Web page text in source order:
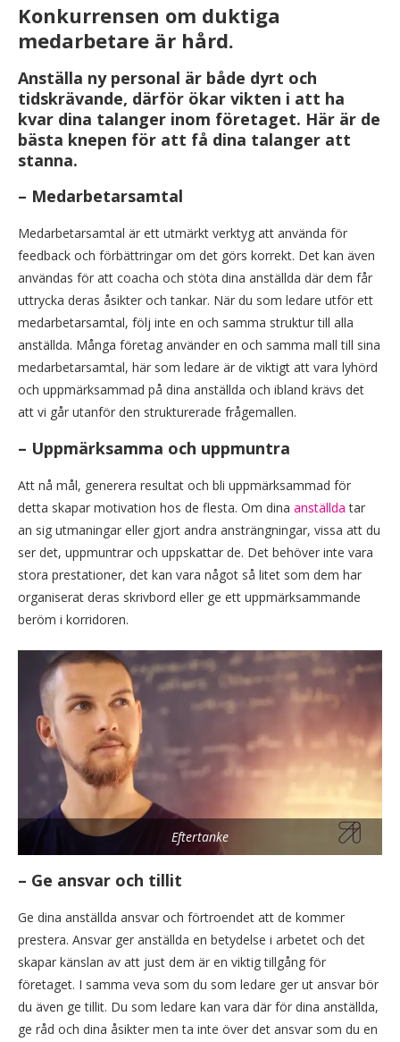
Konkurrensen om duktiga
medarbetare är hård.
Anställa ny personal är både dyrt och
tidskrävande, därför ökar vikten i att ha
kvar dina talanger inom företaget. Här är de
bästa knepen för att få dina talanger att
stanna.
– Medarbetarsamtal
Medarbetarsamtal är ett utmärkt verktyg att använda för
feedback och förbättringar om det görs korrekt. Det kan även
användas för att coacha och stöta dina anställda där dem får
uttrycka deras åsikter och tankar. När du som ledare utför ett
medarbetarsamtal, följ inte en och samma struktur till alla
anställda. Många företag använder en och samma mall till sina
medarbetarsamtal, här som ledare är de viktigt att vara lyhörd
och uppmärksammad på dina anställda och ibland krävs det
att vi går utanför den strukturerade frågemallen.
– Uppmärksamma och uppmuntra
Att nå mål, generera resultat och bli uppmärksammad för
detta skapar motivation hos de flesta. Om dina anställda tar
an sig utmaningar eller gjort andra ansträngningar, vissa att du
ser det, uppmuntrar och uppskattar de. Det behöver inte vara
stora prestationer, det kan vara något så litet som dem har
organiserat deras skrivbord eller ge ett uppmärksammande
beröm i korridoren.
Eftertanke
– Ge ansvar och tillit
Ge dina anställda ansvar och förtroendet att de kommer
prestera. Ansvar ger anställda en betydelse i arbetet och det
skapar känslan av att just dem är en viktig tillgång för
företaget. I samma veva som du som ledare ger ut ansvar bör
du även ge tillit. Du som ledare kan vara där för dina anställda,
ge råd och dina åsikter men ta inte över det ansvar som du en